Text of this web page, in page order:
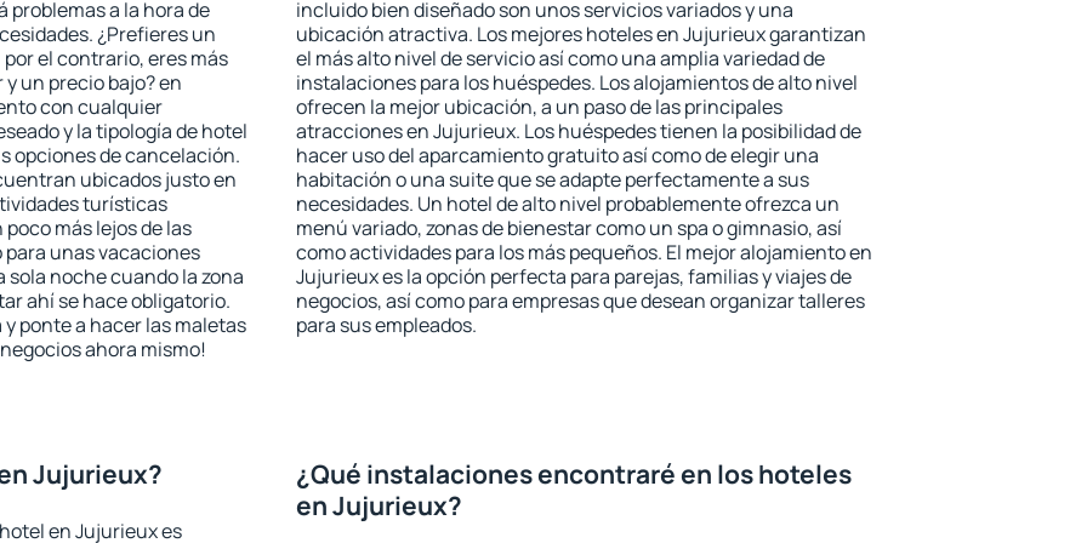
a la hora de
¿Prefieres un
el contrario, eres más
un precio bajo? en
con cualquier
y la tipología de hotel
opciones de cancelación.
ubicados justo en
turísticas
más lejos de las
unas vacaciones
noche cuando la zona
ahí se hace obligatorio.
ponte a hacer las maletas
ahora mismo!
incluido bien diseñado son unos servicios variados y una
ubicación atractiva. Los mejores hoteles en Jujurieux garantizan
el más alto nivel de servicio así como una amplia variedad de
instalaciones para los huéspedes. Los alojamientos de alto nivel
ofrecen la mejor ubicación, a un paso de las principales
atracciones en Jujurieux. Los huéspedes tienen la posibilidad de
hacer uso del aparcamiento gratuito así como de elegir una
habitación o una suite que se adapte perfectamente a sus
necesidades. Un hotel de alto nivel probablemente ofrezca un
menú variado, zonas de bienestar como un spa o gimnasio, así
como actividades para los más pequeños. El mejor alojamiento en
Jujurieux es la opción perfecta para parejas, familias y viajes de
negocios, así como para empresas que desean organizar talleres
para sus empleados.
Jujurieux?
en Jujurieux es
¿Qué instalaciones encontraré en los hoteles
en Jujurieux?